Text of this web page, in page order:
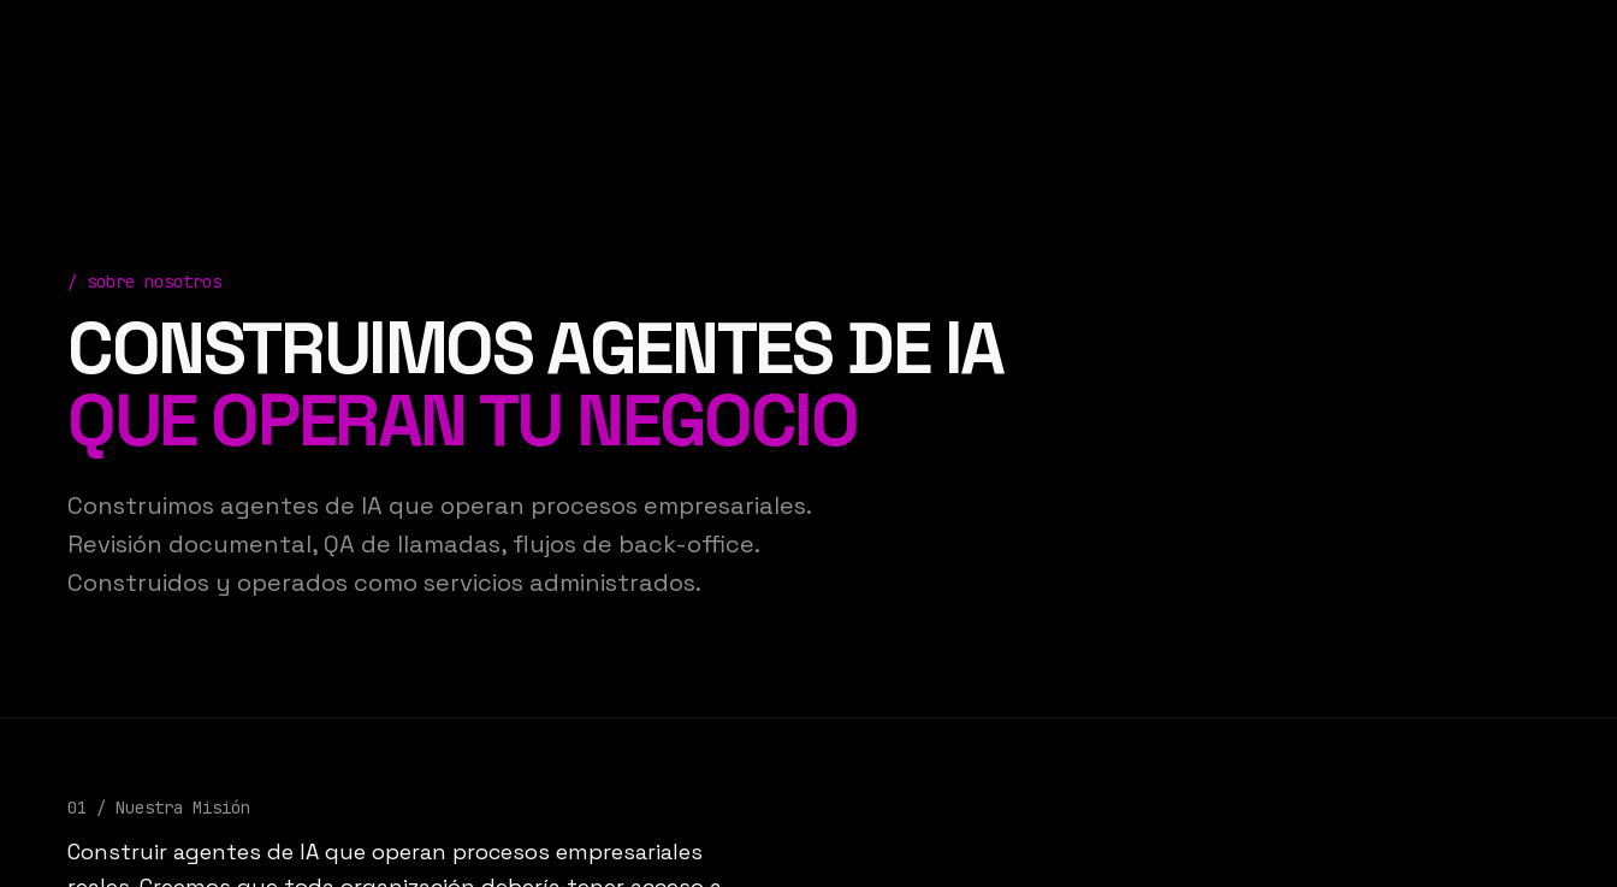
/ sobre nosotros
CONSTRUIMOS AGENTES DE IA
QUE OPERAN TU NEGOCIO
Construimos agentes de IA que operan procesos empresariales.
Revisión documental, QA de llamadas, flujos de back-office.
Construidos y operados como servicios administrados.
01 / Nuestra Misión
Construir agentes de IA que operan procesos empresariales